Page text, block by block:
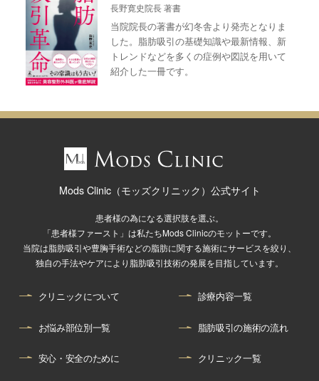
長野寛史院長 著書
当院院長の著書が幻冬舎より発売となりま
した。脂肪吸引の基礎知識や最新情報、新
トレンドなどを多くの症例や図説を用いて
紹介した一冊です。
Mods Clinic（モッズクリニック）公式サイト
患者様の為になる選択肢を選ぶ。
「患者様ファースト」は私たちMods Clinicのモットーです。
当院は脂肪吸引や豊胸手術などの脂肪に関する施術にサービスを絞り、
独自の手法やケアにより脂肪吸引技術の発展を目指しています。
クリニックについて 診療内容一覧
お悩み部位別一覧 脂肪吸引の施術の流れ
安心・安全のために クリニック一覧